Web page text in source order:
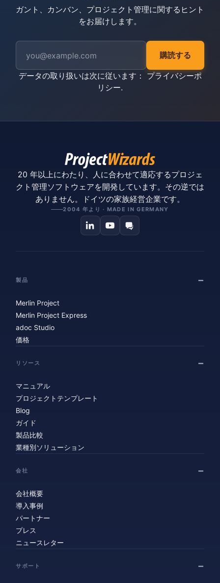
ガント、カンバン、プロジェクト管理に関するヒント
をお届けします。
購読する
データの取り扱いは次に従います： プライバシーポ
リシー.
20 年以上にわたり、人に合わせて適応するプロジェ
クト管理ソフトウェアを開発しています。その逆では
ありません。ドイツの家族経営企業です。
2004 年より · MADE IN GERMANY
製品
Merlin Project
Merlin Project Express
adoc Studio
価格
リソース
マニュアル
プロジェクトテンプレート
Blog
ガイド
製品比較
業種別ソリューション
会社
会社概要
導入事例
パートナー
プレス
ニュースレター
サポート